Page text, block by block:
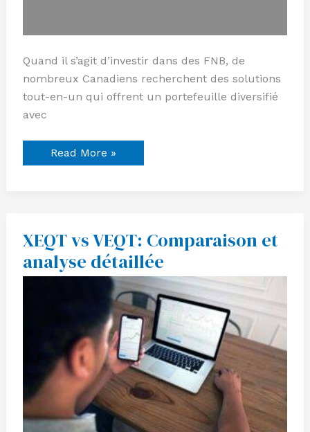
Quand il s’agit d’investir dans des FNB, de
nombreux Canadiens recherchent des solutions
tout-en-un qui offrent un portefeuille diversifié
avec
Read More »
XEQT vs VEQT: Comparaison et
analyse détaillée
XEQT
vs
VEQT:
Comparaison
et